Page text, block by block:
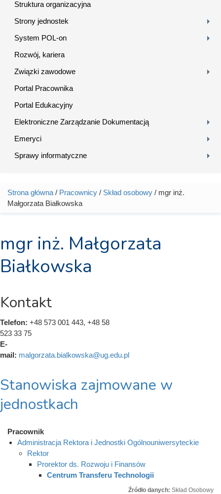
Struktura organizacyjna
Strony jednostek
System POL-on
Rozwój, kariera
Związki zawodowe
Portal Pracownika
Portal Edukacyjny
Elektroniczne Zarządzanie Dokumentacją
Emeryci
Sprawy informatyczne
Jesteś tutaj
Strona główna / Pracownicy / Skład osobowy / mgr inż.
Małgorzata Białkowska
mgr inż. Małgorzata
Białkowska
Kontakt
Telefon: +48 573 001 443, +48 58
523 33 75
E-
mail: malgorzata.bialkowska@ug.edu.pl
Stanowiska zajmowane w
jednostkach
Pracownik
Administracja Rektora i Jednostki Ogólnouniwersyteckie
Rektor
Prorektor ds. Rozwoju i Finansów
Centrum Transferu Technologii
Źródło danych: Skład Osobowy